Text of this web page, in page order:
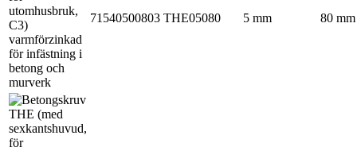
71540500803 THE05080 5 mm 80 mm